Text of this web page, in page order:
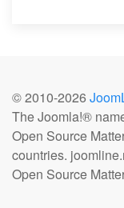
© 2010-2026
The Joomla!®
Open Source
countries.
Open Source